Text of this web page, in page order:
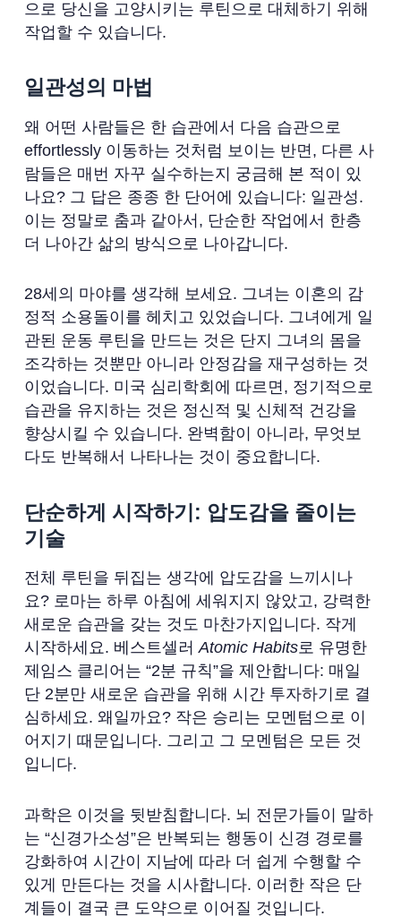
으로 당신을 고양시키는 루틴으로 대체하기 위해
작업할 수 있습니다.
일관성의 마법
왜 어떤 사람들은 한 습관에서 다음 습관으로
effortlessly 이동하는 것처럼 보이는 반면, 다른 사
람들은 매번 자꾸 실수하는지 궁금해 본 적이 있
나요? 그 답은 종종 한 단어에 있습니다: 일관성.
이는 정말로 춤과 같아서, 단순한 작업에서 한층
더 나아간 삶의 방식으로 나아갑니다.
28세의 마야를 생각해 보세요. 그녀는 이혼의 감
정적 소용돌이를 헤치고 있었습니다. 그녀에게 일
관된 운동 루틴을 만드는 것은 단지 그녀의 몸을
조각하는 것뿐만 아니라 안정감을 재구성하는 것
이었습니다. 미국 심리학회에 따르면, 정기적으로
습관을 유지하는 것은 정신적 및 신체적 건강을
향상시킬 수 있습니다. 완벽함이 아니라, 무엇보
다도 반복해서 나타나는 것이 중요합니다.
단순하게 시작하기: 압도감을 줄이는
기술
전체 루틴을 뒤집는 생각에 압도감을 느끼시나
요? 로마는 하루 아침에 세워지지 않았고, 강력한
새로운 습관을 갖는 것도 마찬가지입니다. 작게
시작하세요. 베스트셀러Atomic Habits로 유명한
제임스 클리어는 “2분 규칙”을 제안합니다: 매일
단 2분만 새로운 습관을 위해 시간 투자하기로 결
심하세요. 왜일까요? 작은 승리는 모멘텀으로 이
어지기 때문입니다. 그리고 그 모멘텀은 모든 것
입니다.
과학은 이것을 뒷받침합니다. 뇌 전문가들이 말하
는 “신경가소성”은 반복되는 행동이 신경 경로를
강화하여 시간이 지남에 따라 더 쉽게 수행할 수
있게 만든다는 것을 시사합니다. 이러한 작은 단
계들이 결국 큰 도약으로 이어질 것입니다.